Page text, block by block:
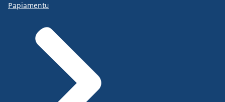
Papiamentu